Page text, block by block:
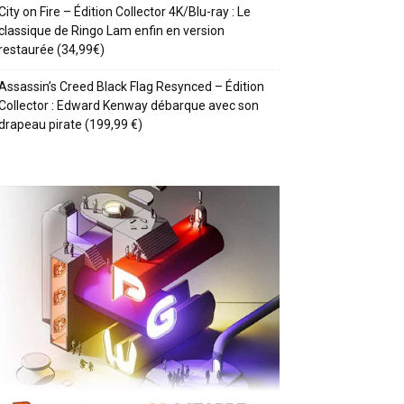
on Fire – Édition Collector 4K/Blu-ray : Le
de Ringo Lam enfin en version
(34,99€)
Creed Black Flag Resynced – Édition
: Edward Kenway débarque avec son
pirate (199,99 €)